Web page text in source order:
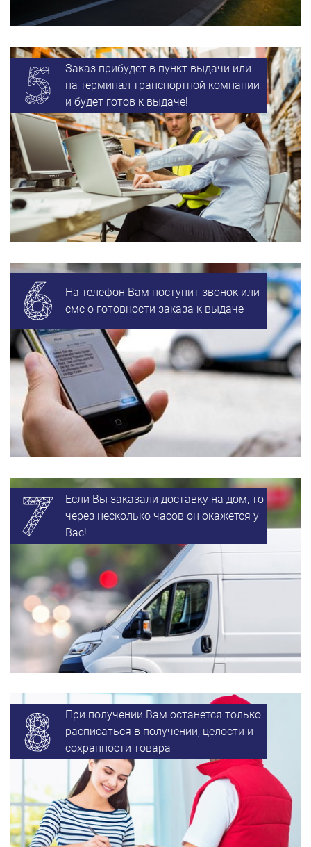
Заказ прибудет в пункт выдачи или
на терминал транспортной компании
и будет готов к выдаче!
На телефон Вам поступит звонок или
смс о готовности заказа к выдаче
Если Вы заказали доставку на дом, то
через несколько часов он окажется у
Вас!
При получении Вам останется только
расписаться в получении, целости и
сохранности товара